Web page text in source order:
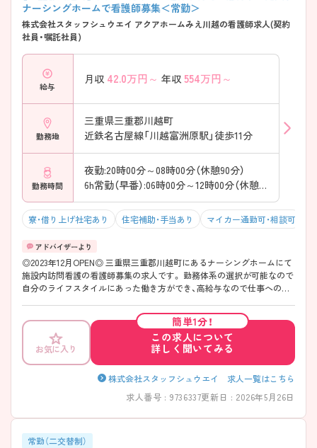
ナーシングホームで看護師募集＜常勤＞
株式会社スタッフシュウエイ アクアホームみえ川越の看護師求人(契約
社員・嘱託社員)
給与
月収 42.0万円～ 年収 554万円～
勤務地
三重県三重郡川越町
近鉄名古屋線「川越富洲原駅」徒歩11分
勤務時間
夜勤:20時00分～08時00分（休憩90分）
6h常勤（早番）:06時00分～12時00分（休憩0分）
寮・借り上げ社宅あり 住宅補助・手当あり マイカー通勤可・相談可
◎2023年12月OPEN◎ 三重県三重郡川越町にあるナーシングホームにて
施設内訪問看護の看護師募集の求人です。 勤務体系の選択が可能なので
自分のライフスタイルにあった働き方ができ、高給与なので仕事へのモ
職のポストに就くチャンスも豊富です。 また、福利厚生が整っており、長
期的に勤務可能な環境が整っております。ご興味をお持ちの方は、お気
軽にお問い合わせください。
お気に入り
簡単1分！
この求人について
詳しく聞いてみる
株式会社スタッフシュウエイ 求人一覧はこちら
求人番号 : 9736337更新日 : 2026年5月26日
常勤（二交替制）